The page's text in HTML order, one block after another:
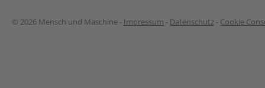
© 2026 Mensch und Maschine - Impressum - Datenschutz- Cookie